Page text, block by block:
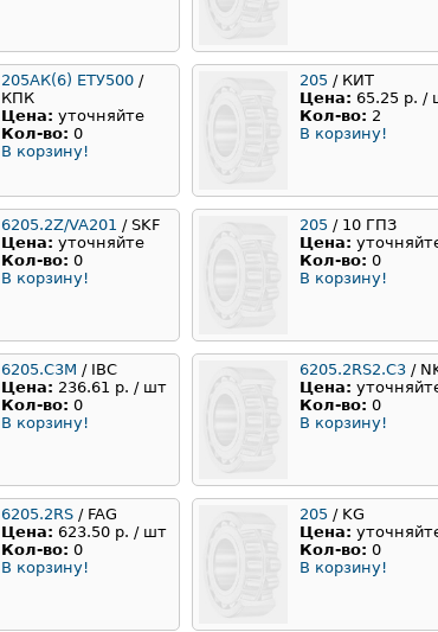
205АК(6) ЕТУ500 /
КПК
Цена: уточняйте
Кол-во: 0
В корзину!
205 / КИТ
Цена: 65.25 р. /
Кол-во: 2
В корзину!
6205.2Z/VA201 / SKF
Цена: уточняйте
Кол-во: 0
В корзину!
205 / 10 ГПЗ
Цена:
Кол-во: 0
В корзину!
6205.C3M / IBC
Цена: 236.61 р. / шт
Кол-во: 0
В корзину!
6205.2RS2.C3 /
Цена:
Кол-во: 0
В корзину!
6205.2RS / FAG
Цена: 623.50 р. / шт
Кол-во: 0
В корзину!
205 / KG
Цена:
Кол-во: 0
В корзину!